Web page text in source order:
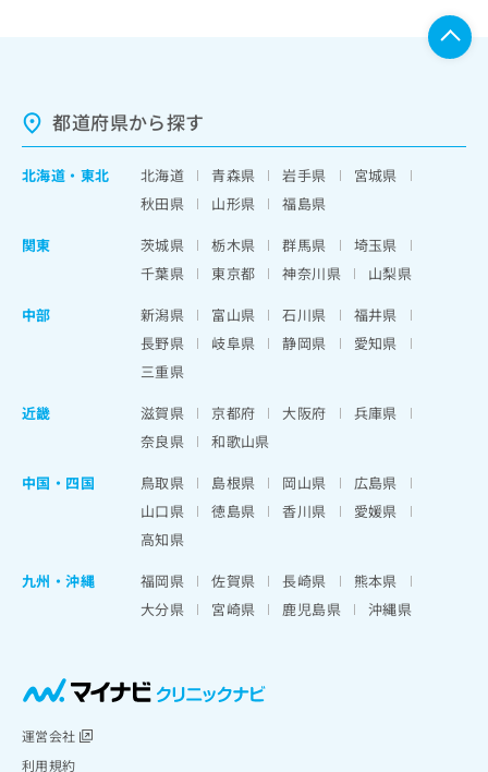
都道府県から探す
北海道 ・ 東北 北海道 青森県 岩手県
宮城県
秋田県
山形県
福島県
関東
茨城県 栃木県 群馬県
埼玉県
千葉県
東京都 神奈川県
山梨県
中部
新潟県 富山県 石川県
福井県
長野県
岐阜県 静岡県
愛知県
三重県
近畿
滋賀県 京都府 大阪府
兵庫県
奈良県
和歌山県
中国・四国
鳥取県 島根県 岡山県
広島県
山口県
徳島県 香川県
愛媛県
高知県
九州・沖縄
福岡県 佐賀県 長崎県
熊本県
大分県
宮崎県 鹿児島県 沖縄県
運営会社
利用規約